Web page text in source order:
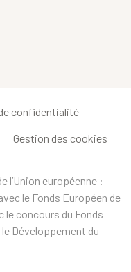
confidentialité
Gestion des cookies
l’Union européenne :
le Fonds Européen de
le concours du Fonds
Développement du